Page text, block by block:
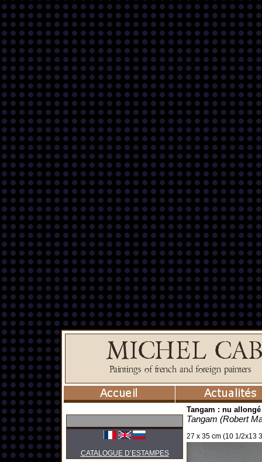
CATALOGUE D’ESTAMPES
Tangam : nu allongé
Tangam (Robert
27 x 35 cm (10 1/2x13